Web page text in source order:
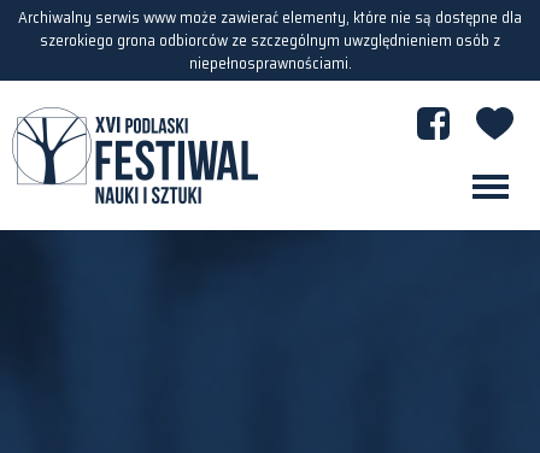
Archiwalny serwis www może zawierać elementy, które nie są dostępne dla
szerokiego grona odbiorców ze szczególnym uwzględnieniem osób z
niepełnosprawnościami.